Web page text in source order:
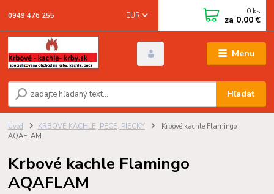
Menu
EUR
Hľadať
0949 476 255 0 ks
za 0,00 €
Úvod KRBOVÉ KACHLE, PECE, PIECKY
Krbové kachle Flamingo
AQAFLAM
Krbové kachle Flamingo
AQAFLAM